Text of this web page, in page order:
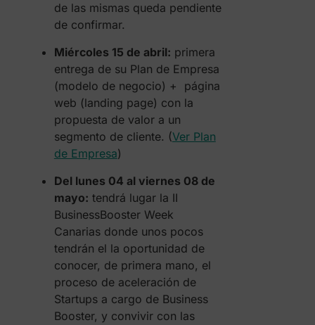
de las mismas queda pendiente
de confirmar.
Miércoles 15 de abril: primera
entrega de su Plan de Empresa
(modelo de negocio) + página
web (landing page) con la
propuesta de valor a un
segmento de cliente. (Ver Plan
de Empresa)
Del lunes 04 al viernes 08 de
mayo: tendrá lugar la II
BusinessBooster Week
Canarias donde unos pocos
tendrán el la oportunidad de
conocer, de primera mano, el
proceso de aceleración de
Startups a cargo de Business
Booster, y convivir con las